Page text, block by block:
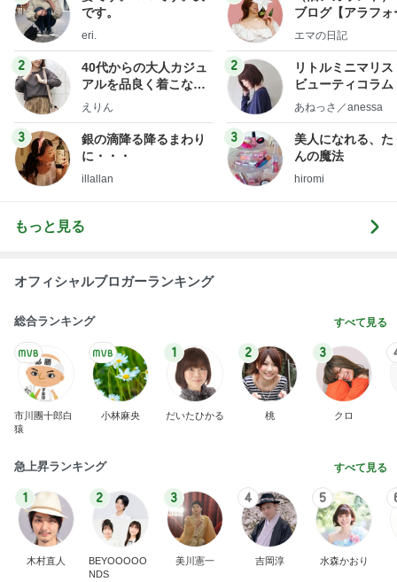
です。
eri.
2
40代からの大人カジュ
アルを品良く着こなす
ファッションブログ
えりん
3
銀の滴降る降るまわり
に・・・
illallan
ブログ【アラフォ
社売却セカンドラ
エマの日記
2
リトルミニマリス
ビューティコラ
little
あねっさ／anessa
3
美人になれる、た
んの魔法
hiromi
もっと見る
オフィシャルブロガーランキング
総合ランキング すべて見る
市川團十郎白
猿
小林麻央
1
だいたひかる
2
桃
3
クロ
急上昇ランキング すべて見る
1
木村直人
2
BEYOOOOO
NDS
3
美川憲一
4
吉岡淳
5
水森かおり